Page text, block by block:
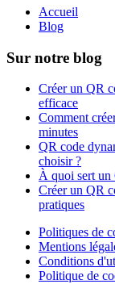
Accueil
Blog
Sur notre blog
Créer un QR
efficace
Comment
minutes
QR code
choisir ?
À quoi sert un
Créer un QR
pratiques
Politiques de
Mentions
Conditions
Politique de